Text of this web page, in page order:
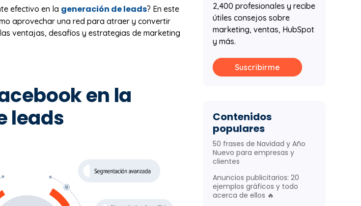
efectivo en la generación de leads? En este
aprovechar una red para atraer y convertir
ventajas, desafíos y estrategias de marketing
en la
leads
2,400 profesionales y recibe
útiles consejos sobre
marketing, ventas, HubSpot
y más.
Suscribirme
Contenidos
populares
50 frases de Navidad y Año
Nuevo para empresas y
clientes
Anuncios publicitarios: 20
ejemplos gráficos y todo
acerca de ellos 🔥